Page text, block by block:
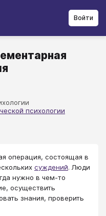
Войти
психологии
операция, состоящая в
суждений. Люди
нужно в чем-то
осуществить
знания, проверить